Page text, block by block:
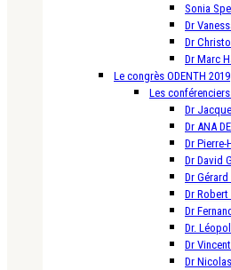
Sonia
Dr
Dr
Dr Marc
Le congrès ODENTH 2019
Les
Dr
Dr ANA
Dr Pierre-
Dr David
Dr Gérard
Dr
Dr
Dr.
Dr
Dr